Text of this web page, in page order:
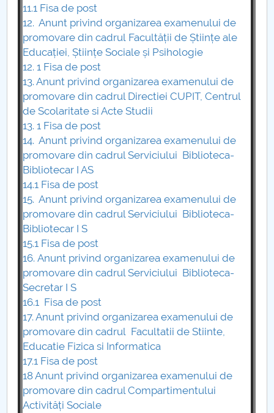
Parteneri CUP
Centrul de Consiliere și Orientare în Carieră
Chestionar angajabilitate ALUMNI – UPB
CAR2026
MENIU CANTINA
Promovări 2024-2025-2026
11.1 Fisa de post
12. Anunt privind organizarea examenului de
promovare din cadrul Facultății de Științe ale
Educației, Științe Sociale și Psihologie
12. 1 Fisa de post
13. Anunt privind organizarea examenului de
promovare din cadrul Directiei CUPIT, Centrul
de Scolaritate si Acte Studii
13. 1 Fisa de post
14. Anunt privind organizarea examenului de
promovare din cadrul Serviciului Biblioteca-
Bibliotecar I AS
14.1 Fisa de post
15. Anunt privind organizarea examenului de
promovare din cadrul Serviciului Biblioteca-
Bibliotecar I S
15.1 Fisa de post
16. Anunt privind organizarea examenului de
promovare din cadrul Serviciului Biblioteca-
Secretar I S
16.1 Fisa de post
17. Anunt privind organizarea examenului de
promovare din cadrul Facultatii de Stiinte,
Educatie Fizica si Informatica
17.1 Fisa de post
18 Anunt privind organizarea examenului de
promovare din cadrul Compartimentului
Activități Sociale